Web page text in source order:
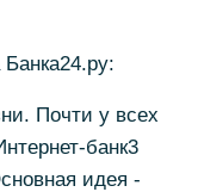
Почти у всех
банк3
идея -